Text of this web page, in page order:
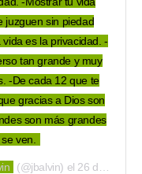
juzguen sin piedad
es la privacidad. -
tan grande y muy
-De cada 12 que te
gracias a Dios son
son más grandes
ven.
(@jbalvin) el 26 de Oct de 2018 a las 8:18 PDT